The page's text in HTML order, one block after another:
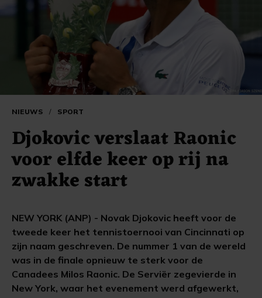
NIEUWS / SPORT
Djokovic verslaat Raonic
voor elfde keer op rij na
zwakke start
NEW YORK (ANP) - Novak Djokovic heeft voor de
tweede keer het tennistoernooi van Cincinnati op
zijn naam geschreven. De nummer 1 van de wereld
was in de finale opnieuw te sterk voor de
Canadees Milos Raonic. De Serviër zegevierde in
New York, waar het evenement werd afgewerkt,